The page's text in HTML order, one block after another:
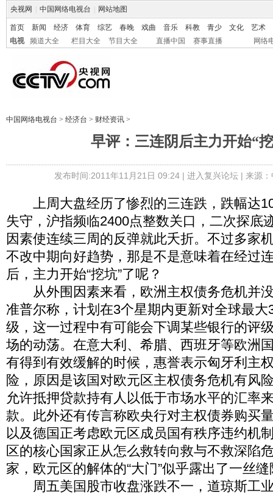
央视网 中国网络电视台 网站地图
首页 新闻 经济 体育 综艺 春晚 戏曲 音乐 科教 青少 文化
艺术
电视
频道大全 栏目大全 节目大全 直播中国 赛事直播 网络
中国网络电视台 > 经济台 > 财经资讯 >
早评：三连阴后主力开始“
发布时间:2011年11月21日 09:24 | 进入复兴论坛| 来源
上周大盘经历了惨烈的三连跌，跌幅达
失守，沪指频临2400点整数关口，二次探底
因素使连续三周的反弹就此夭折。不过多家
不改中期向好趋势，那是不是意味着在经过
后，主力开始“挖坑”了呢？
从外围因素来看，欧洲主权债务危机并
准普尔称，计划在3个星期内更新对全球最
级，这一过程中有可能会下调某些银行的评
场的动荡。在意大利、希腊、西班牙等欧洲
有得到有效缓解的时候，惠誉表示匈牙利主
险，原因是该国对欧元区主权债务危机有风
允许抵押贷款持有人以低于市场水平的汇率
款。此外还有传言称欧央行对主权债券购买
以及德国正考虑欧元区成员国有秩序违约机
区的核心国家正从怎么救转向救与不救深陷
家，欧元区的解体的“大门”似乎露出了一丝
周五美国股市收盘涨跌不一，道琼斯工